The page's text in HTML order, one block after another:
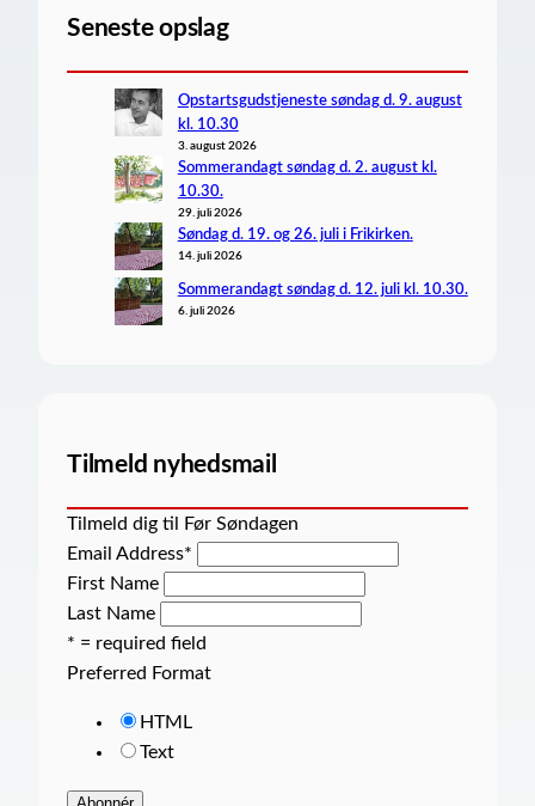
Seneste opslag
Opstartsgudstjeneste søndag d. 9. august
kl. 10.30
3. august 2026
Sommerandagt søndag d. 2. august kl.
10.30.
29. juli 2026
Søndag d. 19. og 26. juli i Frikirken.
14. juli 2026
Sommerandagt søndag d. 12. juli kl. 10.30.
6. juli 2026
Tilmeld nyhedsmail
Tilmeld dig til Før Søndagen
Email Address*
First Name
Last Name
* = required field
Preferred Format
HTML
Text